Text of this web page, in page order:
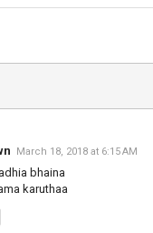
March 18, 2018 at 6:15 AM
bhaina
karuthaa